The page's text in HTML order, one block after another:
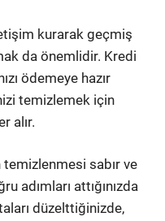
kurarak geçmiş
da önemlidir. Kredi
ödemeye hazır
temizlemek için
alır.
sabır ve
adımları attığınızda
düzelttiğinizde,